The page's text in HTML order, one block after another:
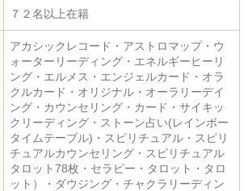
７２名以上在籍
アカシックレコード・アストロマップ・ウ
ォーターリーディング・エネルギーヒーリ
ング・エルメス・エンジェルカード・オラ
クルカード・オリジナル・オーラリーデイ
ング・カウンセリング・カード・サイキッ
クリーディング・ストーン占い(レインボー
タイムテーブル)・スピリチュアル・スピリ
チュアルカウンセリング・スピリチュアル
タロット78枚・セラピー・タロット・タロ
ット）・ダウジング・チャクラリーディン